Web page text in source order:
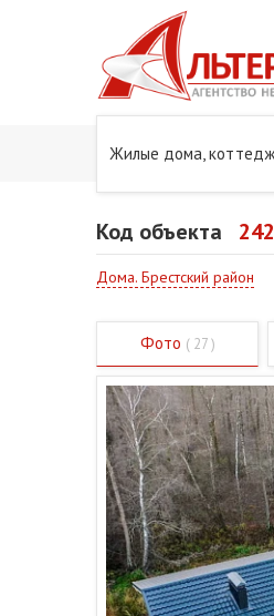
Жилые дома,
Главная Предложения
Код объекта
Дома. Брестский район
Фото ( 27 )